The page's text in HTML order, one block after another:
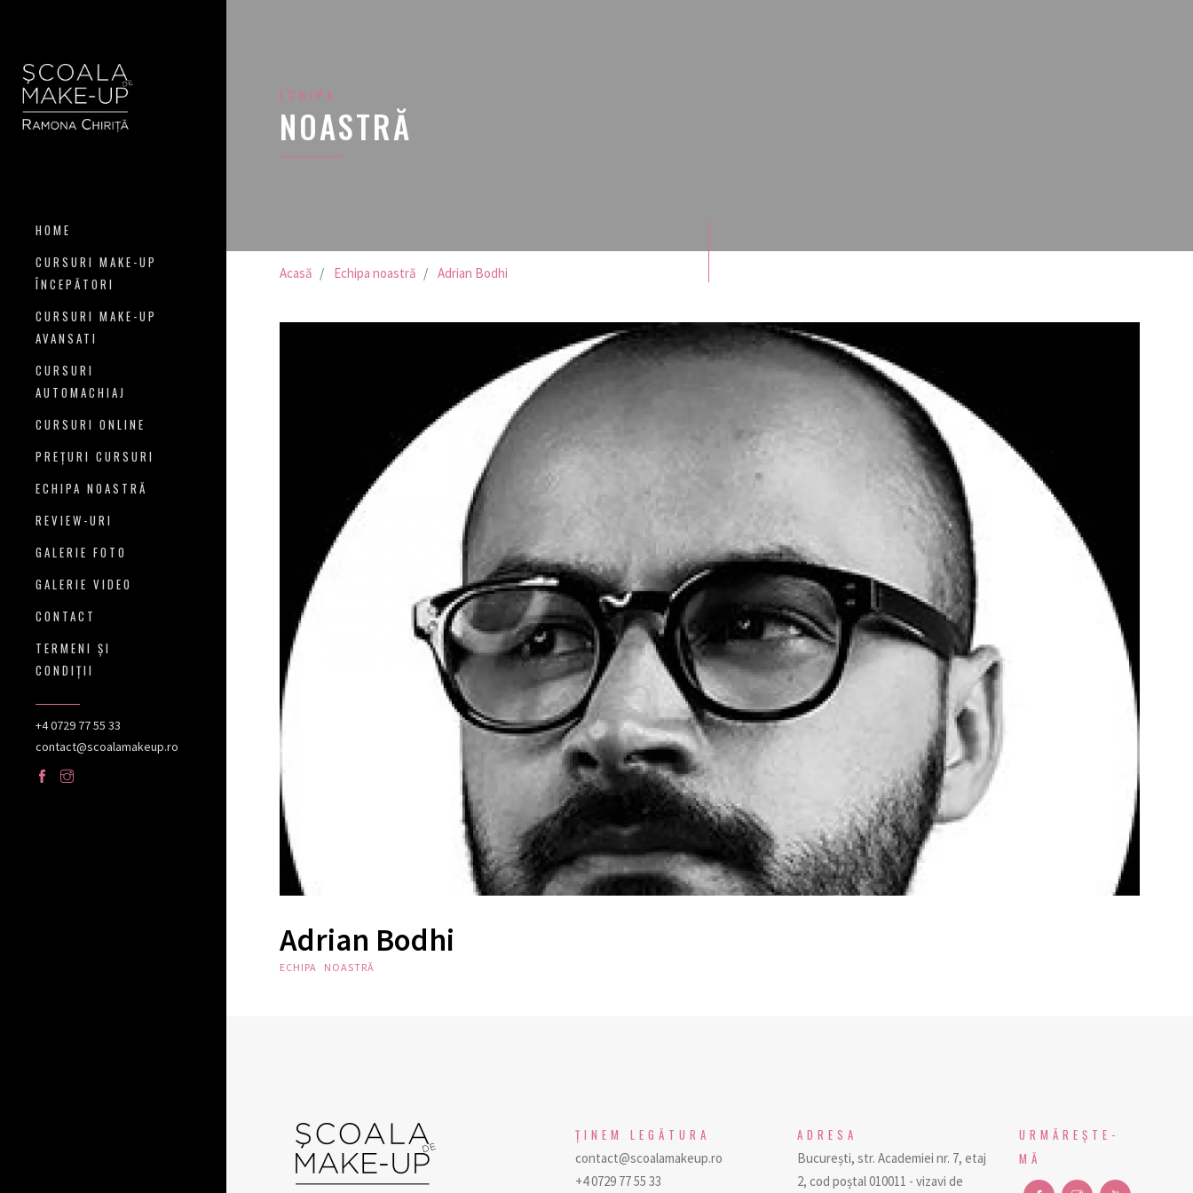
HOME
CURSURI MAKE-UP
ÎNCEPĂTORI
CURSURI MAKE-UP
AVANSATI
CURSURI
AUTOMACHIAJ
CURSURI ONLINE
PREŢURI CURSURI
ECHIPA NOASTRĂ
REVIEW-URI
GALERIE FOTO
GALERIE VIDEO
CONTACT
TERMENI ŞI
CONDIŢII
+4 0729 77 55 33
contact@scoalamakeup.ro
ECHIPA
NOASTRĂ
Acasă Echipa noastră Adrian Bodhi
Adrian Bodhi
ECHIPA NOASTRĂ
ŢINEM LEGĂTURA
contact@scoalamakeup.ro
+4 0729 77 55 33
ADRESA
București, str. Academiei nr. 7, etaj
2, cod poștal 010011 - vizavi de
URMĂREŞTE-
MĂ